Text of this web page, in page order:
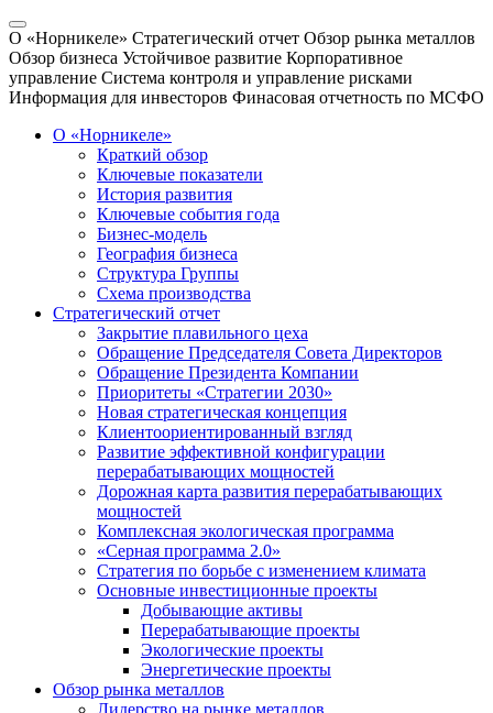
О «Норникеле» Стратегический отчет Обзор рынка металлов
Обзор бизнеса Устойчивое развитие Корпоративное
управление Система контроля и управление рисками
Информация для инвесторов Финасовая отчетность по МСФО
О «Норникеле»
Краткий обзор
Ключевые показатели
История развития
Ключевые события года
Бизнес-модель
География бизнеса
Структура Группы
Схема производства
Стратегический отчет
Закрытие плавильного цеха
Обращение Председателя Совета Директоров
Обращение Президента Компании
Приоритеты «Стратегии 2030»
Новая стратегическая концепция
Клиентоориентированный взгляд
Развитие эффективной конфигурации
перерабатывающих мощностей
Дорожная карта развития перерабатывающих
мощностей
Комплексная экологическая программа
«Серная программа 2.0»
Стратегия по борьбе с изменением климата
Основные инвестиционные проекты
Добывающие активы
Перерабатывающие проекты
Экологические проекты
Энергетические проекты
Обзор рынка металлов
Лидерство на рынке металлов